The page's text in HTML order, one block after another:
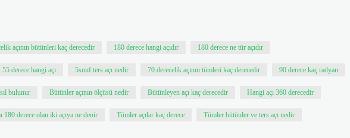
açının bütünleri kaç derecedir 180 derece hangi açıdır 180 derece ne tür açıdır
55 derece hangi açı 5sınıf ters açı nedir 70 derecelik açının tümleri kaç derecedir 90 derece kaç radyan
bulunur Bütünler açının ölçüsü nedir Bütünleyen açı kaç derecedir Hangi açı 360 derecedir
180 derece olan iki açıya ne denir Tümler açılar kaç derece Tümler bütünler ve ters açı nedir